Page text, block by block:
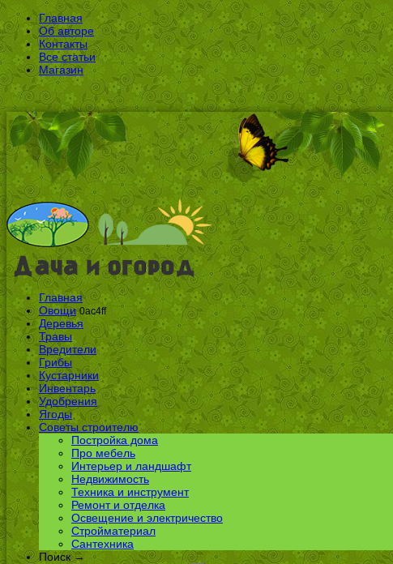
Главная
Об авторе
Контакты
Все статьи
Магазин
Главная
Овощи 0ac4ff
Деревья
Травы
Вредители
Грибы
Кустарники
Инвентарь
Удобрения
Ягоды
Советы строителю
Постройка дома
Про мебель
Интерьер и ландшафт
Недвижимость
Техника и инструмент
Ремонт и отделка
Освещение и электричество
Стройматериал
Сантехника
Поиск →